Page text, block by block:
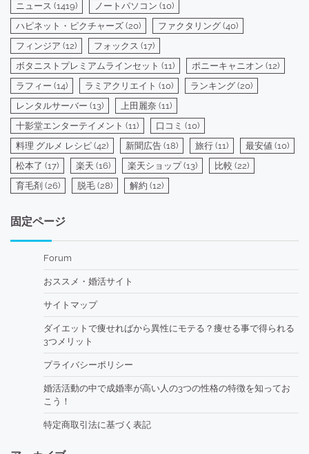
ニュース (1419) ノートパソコン (10)
ハピネット・ピクチャーズ (20) ファクタリング (40)
フィンジア (12) フォックス (17)
ボタニストプレミアムラインセット (11) ポニーキャニオン (12)
ラフィー (14) ラミアクリエイト (10) ランキング (20)
レンタルサーバー (13) 上田麗奈 (11)
十影堂エンターテイメント (11) 口コミ (10)
料理 グルメ レシピ (42) 新聞広告 (18) 旅行 (11) 最安値 (10)
松本了 (17) 楽天 (16) 楽天ショップ(13) 比較 (22)
育毛剤 (26) 脱毛 (28) 解約 (12)
固定ページ
Forum
おススメ・婚活サイト
サイトマップ
ダイエットで痩せればから異性にモテる？痩せる事で得られる
3つメリット
プライバシーポリシー
婚活活動の中で成婚率が高い人の3つの性格の特徴を知ってお
こう！
特定商取引法に基づく表記